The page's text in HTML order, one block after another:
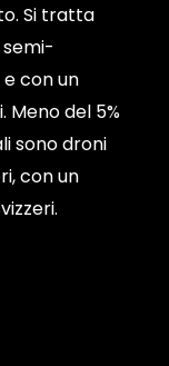
Si tratta
con un
Meno del 5%
sono droni
con un